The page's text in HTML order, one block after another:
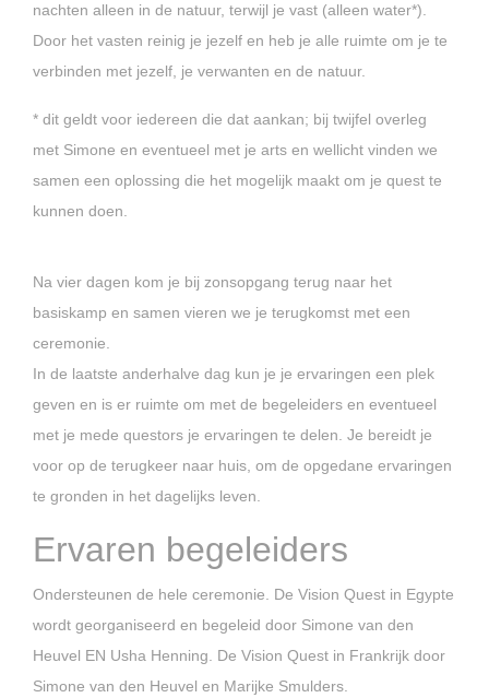
nachten alleen in de natuur, terwijl je vast (alleen water*).
Door het vasten reinig je jezelf en heb je alle ruimte om je te
verbinden met jezelf, je verwanten en de natuur.
* dit geldt voor iedereen die dat aankan; bij twijfel overleg
met Simone en eventueel met je arts en wellicht vinden we
samen een oplossing die het mogelijk maakt om je quest te
kunnen doen.
Na vier dagen kom je bij zonsopgang terug naar het
basiskamp en samen vieren we je terugkomst met een
ceremonie.
In de laatste anderhalve dag kun je je ervaringen een plek
geven en is er ruimte om met de begeleiders en eventueel
met je mede questors je ervaringen te delen. Je bereidt je
voor op de terugkeer naar huis, om de opgedane ervaringen
te gronden in het dagelijks leven.
Ervaren begeleiders
Ondersteunen de hele ceremonie. De Vision Quest in Egypte
wordt georganiseerd en begeleid door Simone van den
Heuvel EN Usha Henning. De Vision Quest in Frankrijk door
Simone van den Heuvel en Marijke Smulders.